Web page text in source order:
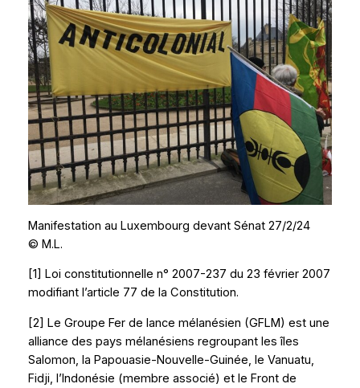
Manifestation au Luxembourg devant Sénat 27/2/24
© M.L.
[1] Loi constitutionnelle n° 2007-237 du 23 février 2007
modifiant l’article 77 de la Constitution.
[2] Le Groupe Fer de lance mélanésien (GFLM) est une
alliance des pays mélanésiens regroupant les îles
Salomon, la Papouasie-Nouvelle-Guinée, le Vanuatu,
Fidji, l’Indonésie (membre associé) et le Front de